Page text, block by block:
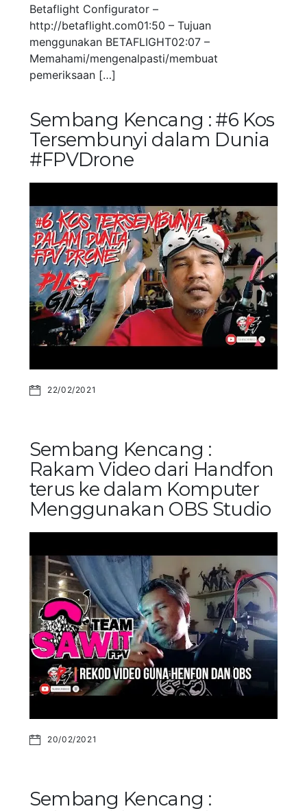
Betaflight Configurator –
http://betaflight.com01:50 – Tujuan
menggunakan BETAFLIGHT02:07 –
Memahami/mengenalpasti/membuat
pemeriksaan […]
Sembang Kencang : #6 Kos
Tersembunyi dalam Dunia
#FPVDrone
22/02/2021
Sembang Kencang :
Rakam Video dari Handfon
terus ke dalam Komputer
Menggunakan OBS Studio
20/02/2021
Sembang Kencang :